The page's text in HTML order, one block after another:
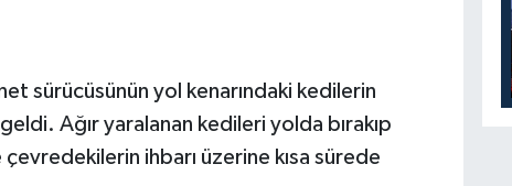
sürücüsünün yol kenarındaki kedilerin
Ağır yaralanan kedileri yolda bırakıp
ihbarı üzerine kısa sürede